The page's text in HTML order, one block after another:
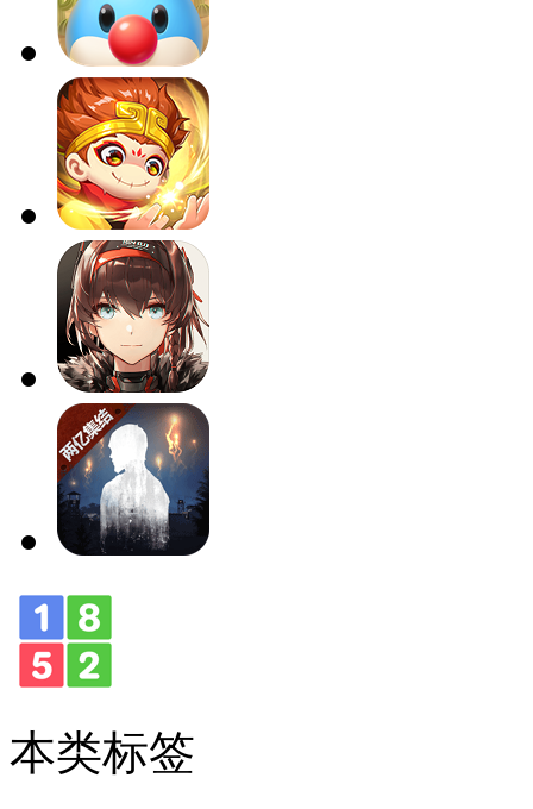
本类标签